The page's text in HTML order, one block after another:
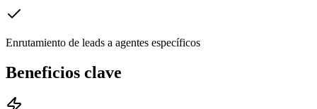
Enrutamiento de leads a agentes específicos
Beneficios clave